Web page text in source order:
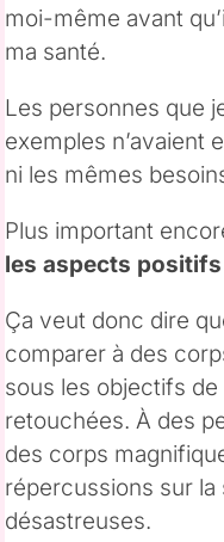
moi-même avant
ma santé.
Les personnes que
exemples n’avaient
ni les mêmes
Plus important
les aspects
Ça veut donc dire
comparer à des
sous les objectifs
retouchées. À des
des corps
répercussions sur
désastreuses.